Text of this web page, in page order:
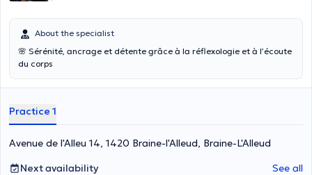
About the specialist
🌸 Sérénité, ancrage et détente grâce à la réflexologie et à l’écoute
du corps
Practice 1
Avenue de l'Alleu 14, 1420 Braine-l'Alleud, Braine-L'Alleud
Next availability
See all